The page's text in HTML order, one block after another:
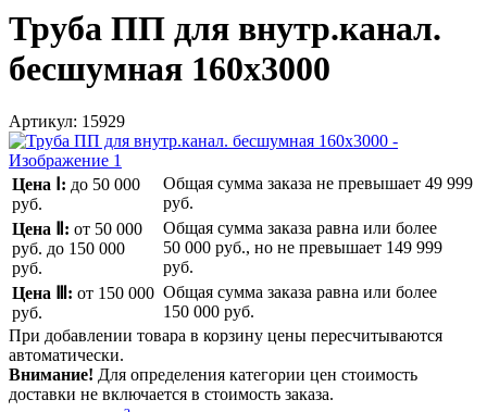
Труба ПП для внутр.канал.
бесшумная 160x3000
Артикул: 15929
Цена Ⅰ: до 50 000
руб.
Общая сумма заказа не превышает 49 999
руб.
Цена Ⅱ: от 50 000
руб. до 150 000
руб.
Общая сумма заказа равна или более
50 000 руб., но не превышает 149 999
руб.
Цена Ⅲ: от 150 000
руб.
Общая сумма заказа равна или более
150 000 руб.
При добавлении товара в корзину цены пересчитываются
автоматически.
Внимание! Для определения категории цен стоимость
доставки не включается в стоимость заказа.